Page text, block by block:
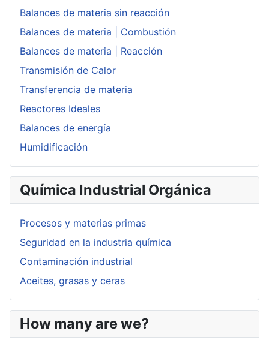
Balances de materia sin reacción
Balances de materia | Combustión
Balances de materia | Reacción
Transmisión de Calor
Transferencia de materia
Reactores Ideales
Balances de energía
Humidificación
Química Industrial Orgánica
Procesos y materias primas
Seguridad en la industria química
Contaminación industrial
Aceites, grasas y ceras
How many are we?